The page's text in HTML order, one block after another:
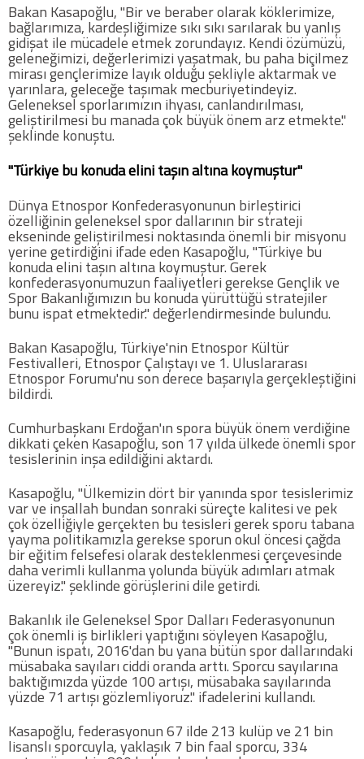
Web Sürüme Geç
COPYLEFT 2014. AGB Bilişim Teknolojileri
Bakan Kasapoğlu, "Bir ve beraber olarak köklerimize,
bağlarımıza, kardeşliğimize sıkı sıkı sarılarak bu yanlış
gidişat ile mücadele etmek zorundayız. Kendi özümüzü,
geleneğimizi, değerlerimizi yaşatmak, bu paha biçilmez
mirası gençlerimize layık olduğu şekliyle aktarmak ve
yarınlara, geleceğe taşımak mecburiyetindeyiz.
Geleneksel sporlarımızın ihyası, canlandırılması,
geliştirilmesi bu manada çok büyük önem arz etmekte."
şeklinde konuştu.
"Türkiye bu konuda elini taşın altına koymuştur"
Dünya Etnospor Konfederasyonunun birleştirici
özelliğinin geleneksel spor dallarının bir strateji
ekseninde geliştirilmesi noktasında önemli bir misyonu
yerine getirdiğini ifade eden Kasapoğlu, "Türkiye bu
konuda elini taşın altına koymuştur. Gerek
konfederasyonumuzun faaliyetleri gerekse Gençlik ve
Spor Bakanlığımızın bu konuda yürüttüğü stratejiler
bunu ispat etmektedir." değerlendirmesinde bulundu.
Bakan Kasapoğlu, Türkiye'nin Etnospor Kültür
Festivalleri, Etnospor Çalıştayı ve 1. Uluslararası
Etnospor Forumu'nu son derece başarıyla gerçekleştiğini
bildirdi.
Cumhurbaşkanı Erdoğan'ın spora büyük önem verdiğine
dikkati çeken Kasapoğlu, son 17 yılda ülkede önemli spor
tesislerinin inşa edildiğini aktardı.
Kasapoğlu, "Ülkemizin dört bir yanında spor tesislerimiz
var ve inşallah bundan sonraki süreçte kalitesi ve pek
çok özelliğiyle gerçekten bu tesisleri gerek sporu tabana
yayma politikamızla gerekse sporun okul öncesi çağda
bir eğitim felsefesi olarak desteklenmesi çerçevesinde
daha verimli kullanma yolunda büyük adımları atmak
üzereyiz." şeklinde görüşlerini dile getirdi.
Bakanlık ile Geleneksel Spor Dalları Federasyonunun
çok önemli iş birlikleri yaptığını söyleyen Kasapoğlu,
"Bunun ispatı, 2016'dan bu yana bütün spor dallarındaki
müsabaka sayıları ciddi oranda arttı. Sporcu sayılarına
baktığımızda yüzde 100 artışı, müsabaka sayılarında
yüzde 71 artışı gözlemliyoruz." ifadelerini kullandı.
Kasapoğlu, federasyonun 67 ilde 213 kulüp ve 21 bin
lisanslı sporcuyla, yaklaşık 7 bin faal sporcu, 334